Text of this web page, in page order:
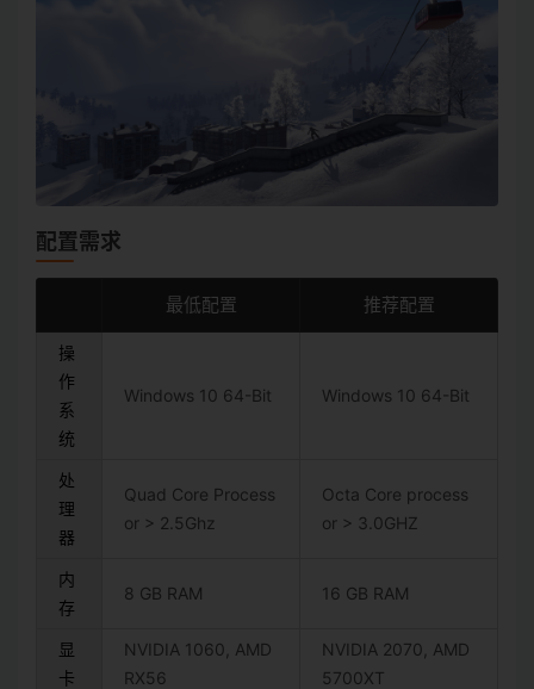
配置需求
最低配置 推荐配置
操
作
系
统
Windows 10 64-Bit Windows 10 64-Bit
处
理
器
Quad Core Process
or > 2.5Ghz
Octa Core process
or > 3.0GHZ
内
存
8 GB RAM 16 GB RAM
显
卡
NVIDIA 1060, AMD
RX56
NVIDIA 2070, AMD
5700XT